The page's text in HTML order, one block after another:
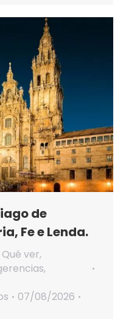
de
Fe e Lenda.
Qué ver,
,
07/08/2026